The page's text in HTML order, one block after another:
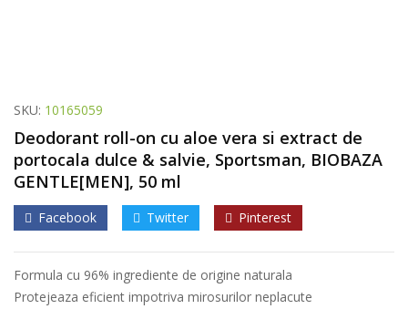
SKU: 10165059
Deodorant roll-on cu aloe vera si extract de
portocala dulce & salvie, Sportsman, BIOBAZA
GENTLE[MEN], 50 ml
Facebook Twitter Pinterest
Formula cu 96% ingrediente de origine naturala
Protejeaza eficient impotriva mirosurilor neplacute